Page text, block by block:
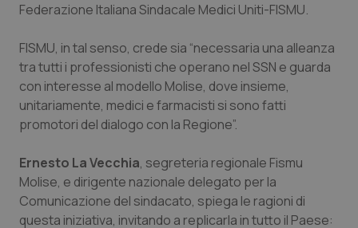
Emilia-Romagna
Friuli Venezia Giulia
Liguria
Colesterolo & coronaropatie
Dermatite Atopica
Disturbi dell’umore
Federazione Italiana Sindacale Medici Uniti-FISMU.
FISMU, in tal senso, crede sia “necessaria una alleanza
tra tutti i professionisti che operano nel SSN e guarda
con interesse al modello Molise, dove insieme,
unitariamente, medici e farmacisti si sono fatti
promotori del dialogo con la Regione”.
Ernesto La Vecchia, segreteria regionale Fismu
Molise, e dirigente nazionale delegato per la
Comunicazione del sindacato, spiega le ragioni di
questa iniziativa, invitando a replicarla in tutto il Paese: